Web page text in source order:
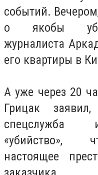
событий.
о якобы
журналиста
его квартиры в
А уже через 20
Грицак
спецслужба
«убийство»,
настоящее